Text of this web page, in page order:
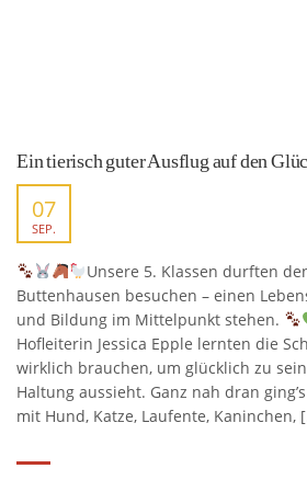
Ein tierisch guter Ausflug auf den
07
SEP.
Unsere 5. Klassen durften
Buttenhausen besuchen – einen
und Bildung im Mittelpunkt stehen.
Hofleiterin Jessica Epple lernten die
wirklich brauchen, um glücklich zu
Haltung aussieht. Ganz nah dran
mit Hund, Katze, Laufente, Kaninchen,